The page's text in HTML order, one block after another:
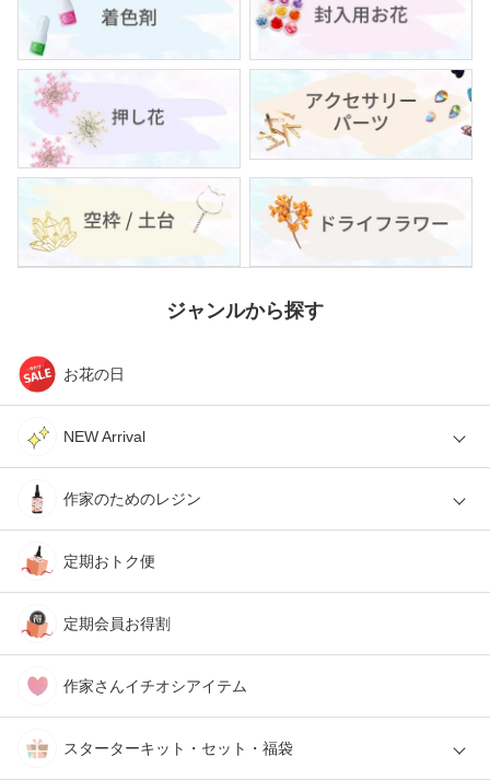
ジャンルから探す
お花の日
NEW Arrival
作家のためのレジン
定期おトク便
定期会員お得割
作家さんイチオシアイテム
スターターキット・セット・福袋